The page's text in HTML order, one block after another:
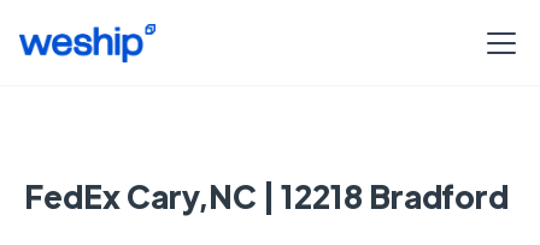
FedEx Cary,NC | 12218 Bradford